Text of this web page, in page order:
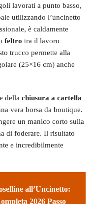
lavorati a punto basso,
utilizzando l’uncinetto
è caldamente
feltro tra il lavoro
trucco permette alla
(25×16 cm) anche
della chiusura a cartella
vera borsa da boutique.
un manico corto sulla
di foderare. Il risultato
e incredibilmente
all’Uncinetto:
2026 Passo